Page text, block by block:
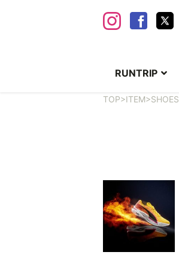
RUNTRIP
TOP>ITEM>SHOES